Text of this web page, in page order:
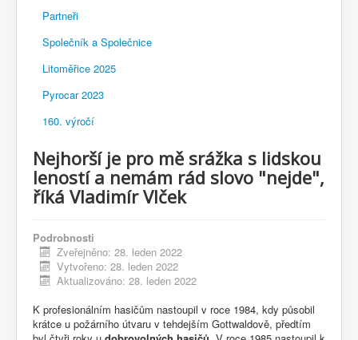
Partneři
Společník a Společnice
Litoměřice 2025
Pyrocar 2023
160. výročí
Nejhorší je pro mě srážka s lidskou
leností a nemám rád slovo "nejde",
říká Vladimír Vlček
Podrobnosti
Zveřejněno: 28. leden 2022
Vytvořeno: 28. leden 2022
Aktualizováno: 28. leden 2022
K profesionálním hasičům nastoupil v roce 1984, kdy působil
krátce u požárního útvaru v tehdejším Gottwaldově, předtím